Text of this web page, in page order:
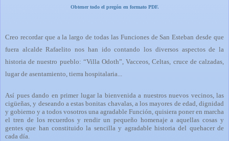
Obtener todo el pregón en formato PDF.
Creo recordar que a la largo de todas las Funciones de San Esteban desde que
fuera alcalde Rafaelito nos han ido contando los diversos aspectos de la
historia de nuestro pueblo: “Villa Odoth”, Vacceos, Celtas, cruce de calzadas,
lugar de asentamiento, tierra hospitalaria...
Así pues dando en primer lugar la bienvenida a nuestros nuevos vecinos, las
cigüeñas, y deseando a estas bonitas chavalas, a los mayores de edad, dignidad
y gobierno y a todos vosotros una agradable Función, quisiera poner en marcha
el tren de los recuerdos y rendir un pequeño homenaje a aquellas cosas y
gentes que han constituido la sencilla y agradable historia del quehacer de
cada día.